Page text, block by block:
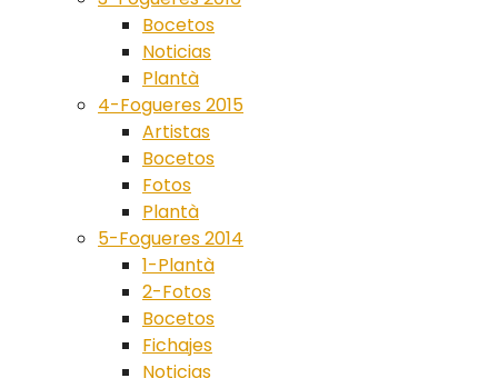
Bocetos
Noticias
Plantà
4-Fogueres 2015
Artistas
Bocetos
Fotos
Plantà
5-Fogueres 2014
1-Plantà
2-Fotos
Bocetos
Fichajes
Noticias